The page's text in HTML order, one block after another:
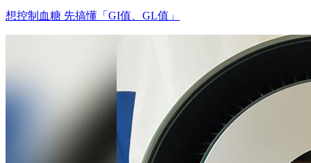
想控制血糖 先搞懂「GI值、GL值」